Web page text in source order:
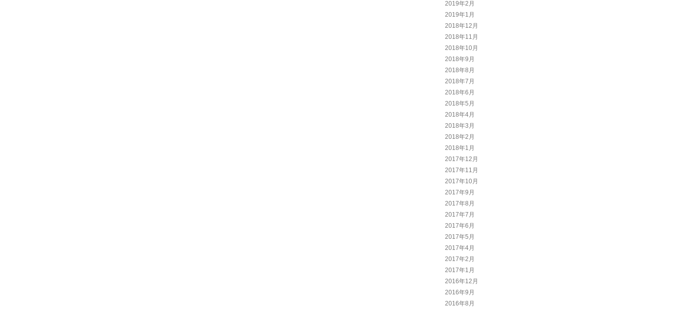
2019年2月
2019年1月
2018年12月
2018年11月
2018年10月
2018年9月
2018年8月
2018年7月
2018年6月
2018年5月
2018年4月
2018年3月
2018年2月
2018年1月
2017年12月
2017年11月
2017年10月
2017年9月
2017年8月
2017年7月
2017年6月
2017年5月
2017年4月
2017年2月
2017年1月
2016年12月
2016年9月
2016年8月